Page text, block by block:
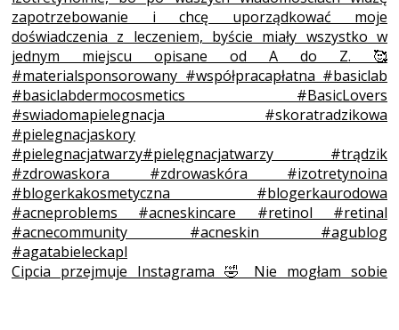
Cipcia przejmuje Instagrama 🤣 Nie mogłam sobie